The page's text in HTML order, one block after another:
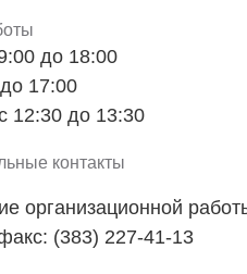
до 18:00
17:00
12:30 до 13:30
контакты
организационной
(383) 227-41-13